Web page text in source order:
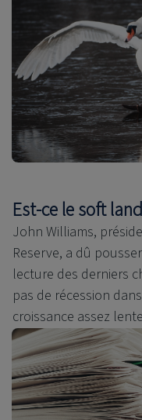
Est-ce le soft
John Williams,
Reserve, a dû
lecture des derniers
pas de récession
croissance assez